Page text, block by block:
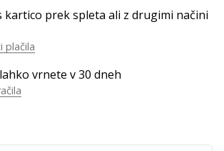
kartico prek spleta ali z drugimi načini
plačila
vrnete v 30 dneh